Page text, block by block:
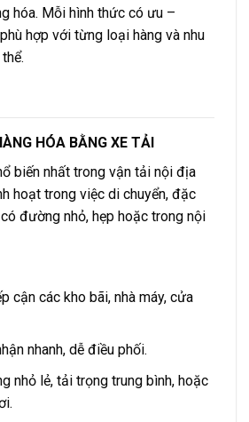
hóa. Mỗi hình thức có ưu –
hợp với từng loại hàng và nhu
HÓA BẰNG XE TẢI
biến nhất trong vận tải nội địa
hoạt trong việc di chuyển, đặc
đường nhỏ, hẹp hoặc trong nội
cận các kho bãi, nhà máy, cửa
nhanh, dễ điều phối.
nhỏ lẻ, tải trọng trung bình, hoặc